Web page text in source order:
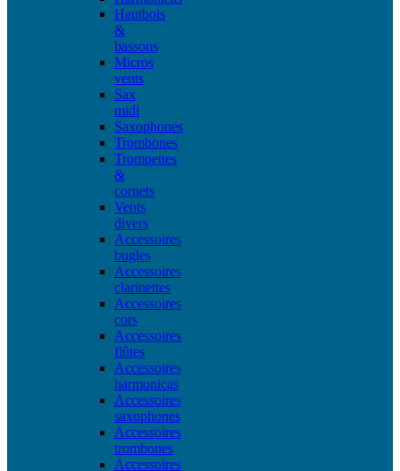
Hautbois
&
bassons
Micros
vents
Sax
midi
Saxophones
Trombones
Trompettes
&
cornets
Vents
divers
Accessoires
bugles
Accessoires
clarinettes
Accessoires
cors
Accessoires
flûtes
Accessoires
harmonicas
Accessoires
saxophones
Accessoires
trombones
Accessoires